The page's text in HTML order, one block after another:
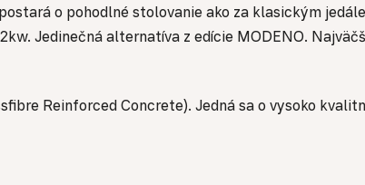
o pohodlné stolovanie ako za klasickým
Jedinečná alternatíva z edície MODENO.
Reinforced Concrete). Jedná sa o vysoko